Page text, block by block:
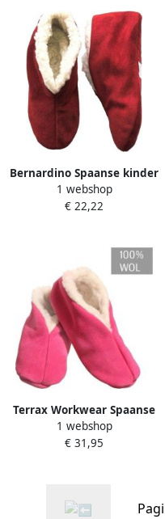
Bernardino Spaanse kinder
sloffen rood Gevoerd Suede
wol De enige echte
1 webshop
€ 22,22
Terrax Workwear Spaanse
sloffen Bernardino 100%
Wol Roze
1 webshop
€ 31,95